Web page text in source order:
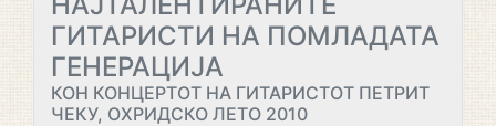
ГИТАРИСТИ НА ПОМЛАДАТА
ГЕНЕРАЦИЈА
КОН КОНЦЕРТОТ НА ГИТАРИСТОТ ПЕТРИТ
ЧЕКУ, ОХРИДСКО ЛЕТО 2010